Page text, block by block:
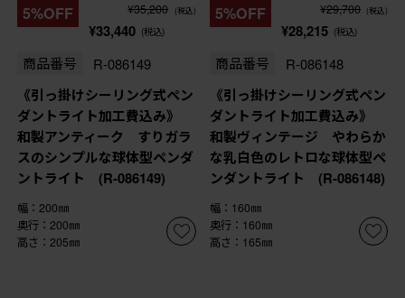
5%OFF ¥35,200 (税込)
¥33,440 (税込)
商品番号 R-086149
《引っ掛けシーリング式ペン
ダントライト加工費込み》
和製アンティーク すりガラ
スのシンプルな球体型ペンダ
ントライト (R-086149)
幅：200㎜
奥行：200㎜
高さ：205㎜
5%OFF ¥29,700 (税込)
¥28,215 (税込)
商品番号 R-086148
《引っ掛けシーリング式ペン
ダントライト加工費込み》
和製ヴィンテージ やわらか
な乳白色のレトロな球体型ペ
ンダントライト (R-086148)
幅：160㎜
奥行：160㎜
高さ：165㎜